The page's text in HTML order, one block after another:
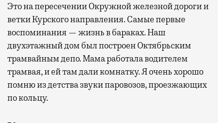
Современный путешественник часто берет
с собой не только чемодан, но и ноутбук.
А ожидание рейса все чаще превращается
не в потерянное время, а в возможность
спокойно закончить дела или спланировать
активности в путешествии, например
забронировать нужные билеты и рестораны.
Это на пересечении Окружной железной дороги и
ветки Курского направления. Самые первые
воспоминания — жизнь в бараках. Наш
двухэтажный дом был построен Октябрьским
трамвайным депо. Мама работала водителем
трамвая, и ей там дали комнатку. Я очень хорошо
помню из детства звуки паровозов, проезжающих
по кольцу.